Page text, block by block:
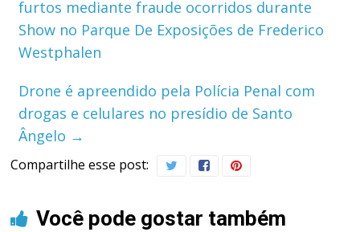
furtos mediante fraude ocorridos durante
Show no Parque De Exposições de Frederico
Westphalen
Drone é apreendido pela Polícia Penal com
drogas e celulares no presídio de Santo
Ângelo →
Compartilhe esse post:
Você pode gostar também